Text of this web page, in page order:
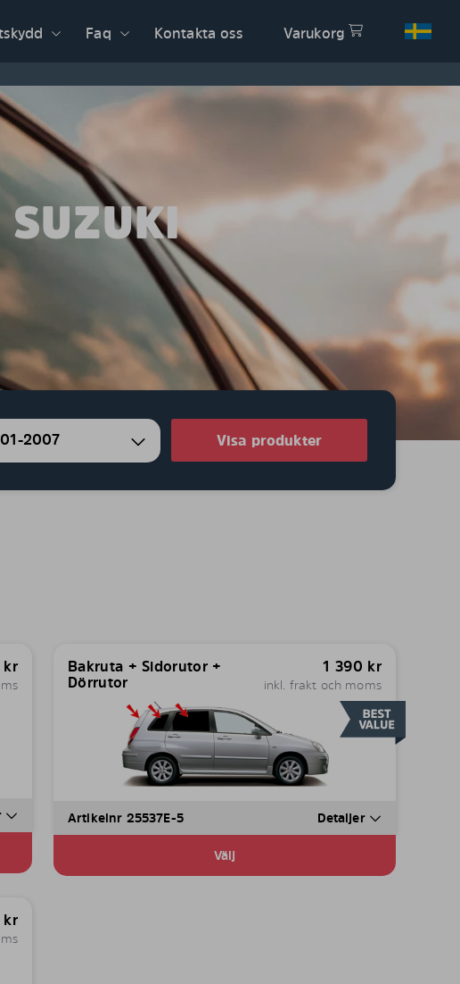
Faq Kontakta oss Varukorg
SUZUKI
2007 Visa produkter
kr
Bakruta + Sidorutor +
Dörrutor
1 390 kr
inkl. frakt och moms
Artikelnr 25537E-5 Detaljer
Välj
kr